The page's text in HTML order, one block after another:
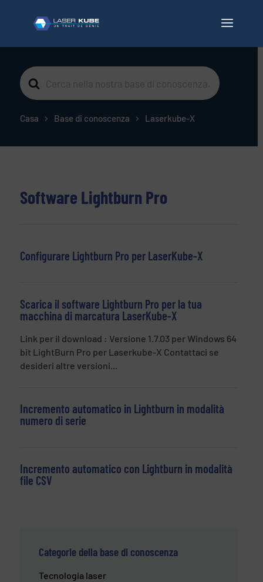
Cerca
per
Casa Base di conoscenza Laserkube-X
Software Lightburn Pro
Configurare Lightburn Pro per LaserKube-X
Scarica il software Lightburn Pro per la tua
macchina di marcatura LaserKube-X
Link per il download : Versione 1.7.03 per Windows 64
bit LightBurn Pro per Laserkube-X Contattaci se
desideri altre versioni...
Incremento automatico in Lightburn in modalità
numero di serie
Incremento automatico con Lightburn in modalità
file CSV
Categorie della base di conoscenza
Tecnologia laser